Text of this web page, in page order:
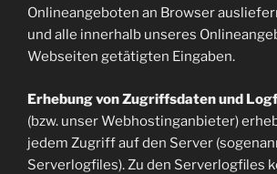
Onlineangeboten an Browser
und alle innerhalb unseres
Webseiten getätigten Eingaben.
Erhebung von Zugriffsdaten und
(bzw. unser Webhostinganbieter)
jedem Zugriff auf den Server
Serverlogfiles). Zu den Serverlogfiles